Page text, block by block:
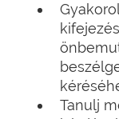
Tanulj